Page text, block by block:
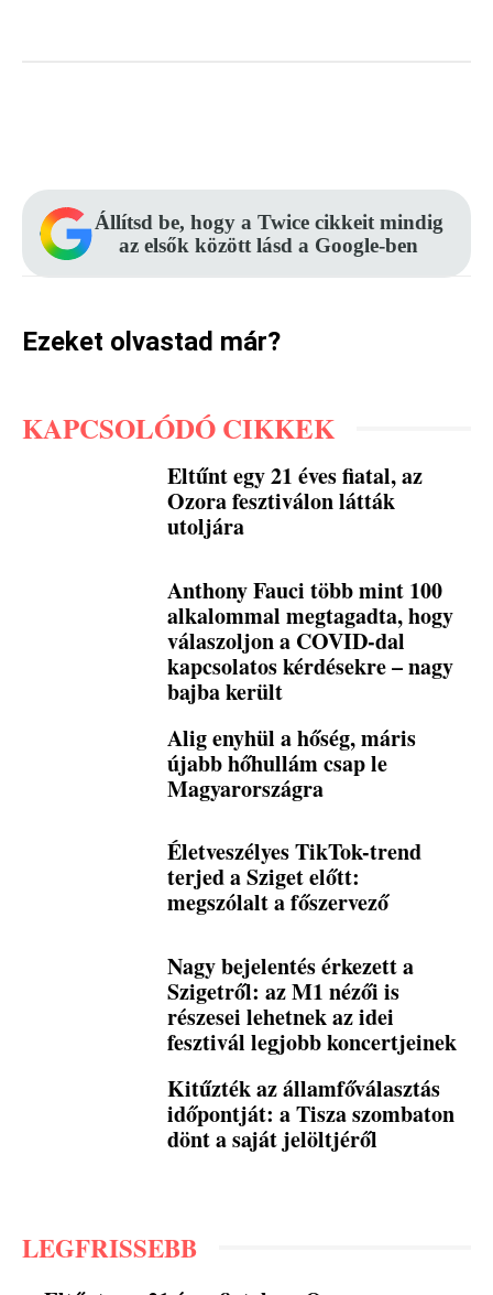
Állítsd be, hogy a Twice cikkeit mindig
az elsők között lásd a Google-ben
Ezeket olvastad már?
KAPCSOLÓDÓ CIKKEK
Eltűnt egy 21 éves fiatal, az
Ozora fesztiválon látták
utoljára
Anthony Fauci több mint 100
alkalommal megtagadta, hogy
válaszoljon a COVID-dal
kapcsolatos kérdésekre – nagy
bajba került
Alig enyhül a hőség, máris
újabb hőhullám csap le
Magyarországra
Életveszélyes TikTok-trend
terjed a Sziget előtt:
megszólalt a főszervező
Nagy bejelentés érkezett a
Szigetről: az M1 nézői is
részesei lehetnek az idei
fesztivál legjobb koncertjeinek
Kitűzték az államfőválasztás
időpontját: a Tisza szombaton
dönt a saját jelöltjéről
LEGFRISSEBB